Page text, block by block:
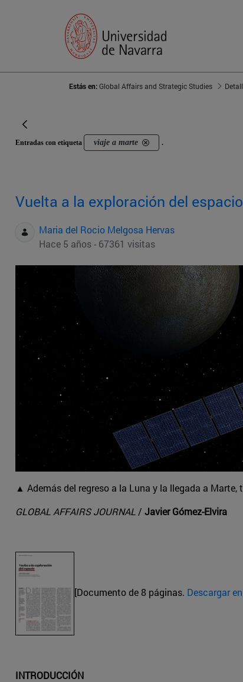
Estás en:Global Affairs and Strategic Studies
Entradas con etiqueta viaje a marte .
Vuelta a la exploración del espacio
Maria del Rocio Melgosa Hervas
Hace 5 años - 67361 visitas
▲ Además del regreso a la Luna y la llegada a
GLOBAL AFFAIRS JOURNAL/ Javier Gómez-Elvira
[Documento de 8 páginas. Descargar
INTRODUCCIÓN